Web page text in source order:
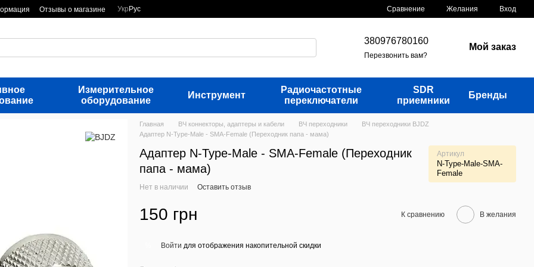
Отзывы о магазине Укр Рус Сравнение Желания Вход
380976780160
Перезвонить вам?
Мой заказ
Измерительное
оборудование
Инструмент
Радиочастотные
переключатели
SDR
приемники
Бренды
Главная ВЧ коннекторы, адаптеры и кабели ВЧ переходники
ВЧ переходники BJDZ
Адаптер N-Type-Male - SMA-Female (Переходник папа - мама)
Адаптер N-Type-Male - SMA-Female (Переходник
папа - мама)
Артикул
N-Type-Male-SMA-
Female
Нет в наличии Оставить отзыв
150 грн К сравнению В желания
Войти для отображения накопительной скидки